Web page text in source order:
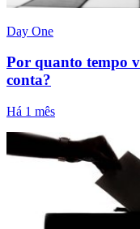
Day One
Por quanto tempo
conta?
Há 1 mês